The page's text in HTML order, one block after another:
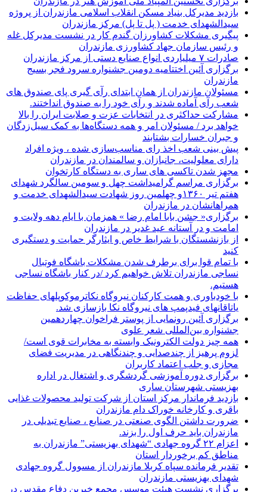
بازدید مدیرکل بنیاد مسکن انقلاب اسلامی مازندران از پروژه
سیدالشهدای خدمت ( پل تا پل) مرکز مازندران
پیگیری مشکلات کشاورزان گندم کار در نشست مدیرکل غله
و رئیس سازمان جهاد کشاورزی مازندران
صادرات ۷ میلیاردی انواع صنایع دستی از مرکز مازندران
برگزاری آئین اختتامیه دومین جشنواره سرود فجر بسیج
مازندران
مسئولان مازندران از همان ابتدای رآی گیری پای صندوق های
شعب رآی آماده شدند و رآی خود را به صندوق انداختند.
مشارکت حداکثری در انتخابات عزت و صلابت ایران را بالا
خواهد برد / مسئولان امر و همه دستگاه‌ها به کمک سیل‌زدگان
و جبران خسارات بشتابند
پیش بینی شعب اخذ رای مناسب‌سازی شده ، ویژه افراد
دارای معلولیت، جانبازان و سالمندان در مازندران
مجهز شدن تاکسی های ساری به دستگاه کارتخوان
برگزاری مراسم گرامیداشت چهل و سومین سالگرد شهدای
هفتم تیر ۱۳۶۰و چهلمین روز شهادت سیدالشهدای خدمت و
همراهانشان در مازندران
برگزاری« جشن بابا امام رضا » همزمان با ایام دهه ولایت و
امامت و در آستانه عید غدیر در مازندران
از بازنشستگان با شرایط خاص و ایثارگر حمایت و دستگیری
کنید
با تمام قوا برای برطرف شدن مشکلات باشگاه فوتبال
نساجی مازندران تلاش خواهیم کرد /در کنار باشگاه نساجی
هستیم.
با خودباوری و همت کارکنان نیروگاه نکاترموکوپلهای حفاظت
یاتاقانهای فیدپمپ های نیروگاه نکا بازسازی شد.
برگزاری آئین رونمایی از پوستر فراخوان چهاردهمین
جشنواره بین‌المللی شعر علوی
همه چیز دولت الکترونیک وابسته به مخابرات قوی است/
لزوم پرهیز از چندصدایی و چندنگاهی در مدیریت فضای
مجازی و جلب اعتماد کاربران
برگزاری دوره آموزشی گردشگری و اشتغال در اداره
بهزیستی شهرستان ساری
بازدید فرماندار مرکز استان از شرکت تولید محصولات غذایی
باقری و کارخانه خوراک دام مازندران
ضرورت داشتن الگوی صنعتی در صنایع ، صنایع تبدیلی در
مازندران باید حرف اول را بزند.
اعزام ۲۲ گروه جهادی “شهدای بهزیستی” مازندران به
مناطق کم برخوردار استان
تقدیر فرمانده سپاه کربلا مازندران از مسوول گروه جهادی
شهدای بهزیستی مازندران
برگزاری نشست هیئت موسس مجمع خیرین دفاع مقدس در